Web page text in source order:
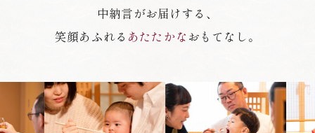
中納言がお届けする、
笑顔あふれる あたたかな おもてなし。